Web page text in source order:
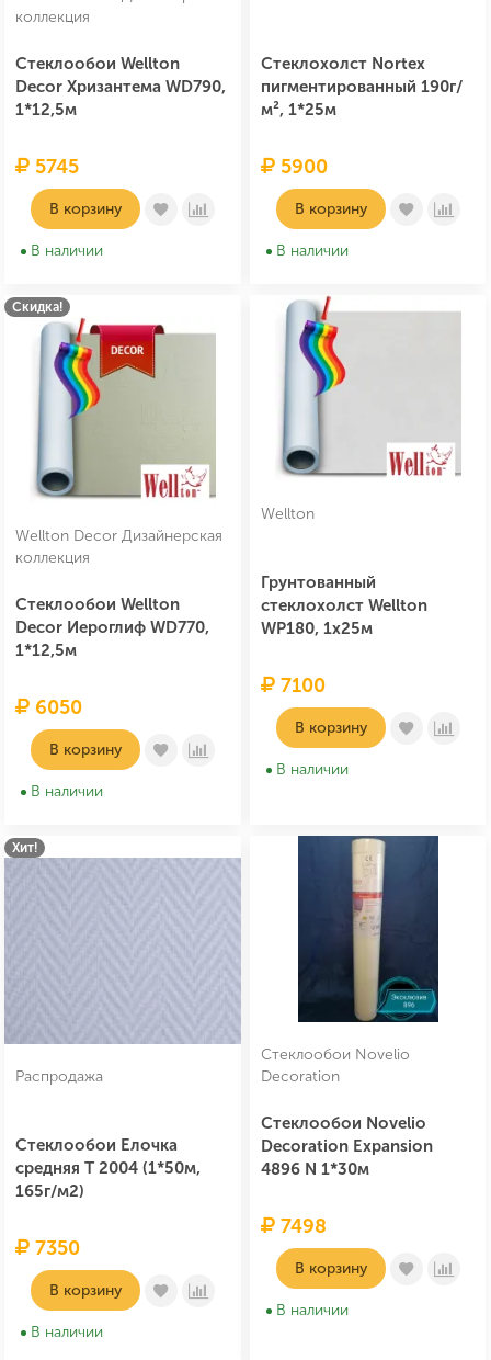
коллекция
Стеклообои Wellton
Decor Хризантема WD790,
1*12,5м
5745
В корзину
В наличии
Стеклохолст Nortex
пигментированный 190г/
м², 1*25м
5900
В корзину
В наличии
Скидка!
Wellton Decor Дизайнерская
коллекция
Стеклообои Wellton
Decor Иероглиф WD770,
1*12,5м
6050
В корзину
В наличии
Wellton
Грунтованный
стеклохолст Wellton
WP180, 1х25м
7100
В корзину
В наличии
Хит!
Распродажа
Стеклообои Елочка
средняя Т 2004 (1*50м,
165г/м2)
7350
В корзину
В наличии
Стеклообои Novelio
Decoration
Стеклообои Novelio
Decoration Expansion
4896 N 1*30м
7498
В корзину
В наличии